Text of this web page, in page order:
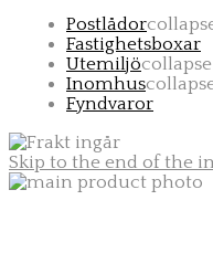
Postlådor
Fastighetsboxar
Utemiljöcollapse
Inomhus
Fyndvaror
Skip to the end of the